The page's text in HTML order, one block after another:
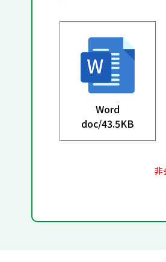
Word
doc/43.5KB
非